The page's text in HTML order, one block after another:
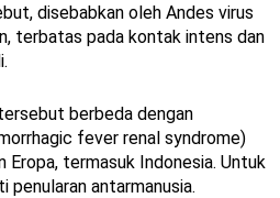
disebabkan oleh Andes virus
terbatas pada kontak intens dan
berbeda dengan
fever renal syndrome)
Eropa, termasuk Indonesia. Untuk
penularan antarmanusia.